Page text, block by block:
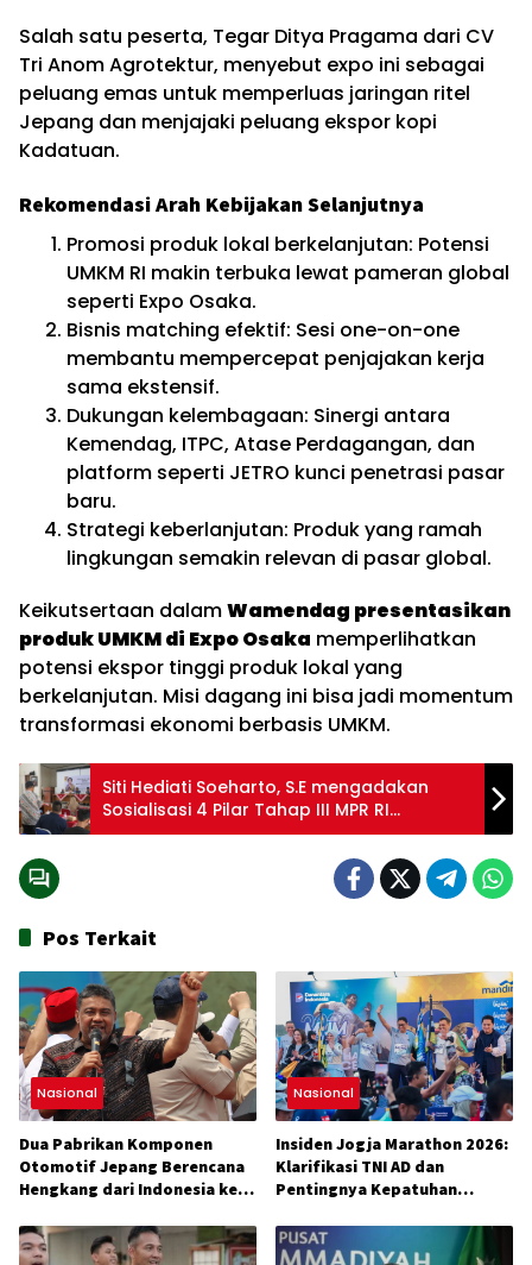
Salah satu peserta, Tegar Ditya Pragama dari CV
Tri Anom Agrotektur, menyebut expo ini sebagai
peluang emas untuk memperluas jaringan ritel
Jepang dan menjajaki peluang ekspor kopi
Kadatuan.
Rekomendasi Arah Kebijakan Selanjutnya
Promosi produk lokal berkelanjutan: Potensi
UMKM RI makin terbuka lewat pameran global
seperti Expo Osaka.
Bisnis matching efektif: Sesi one-on-one
membantu mempercepat penjajakan kerja
sama ekstensif.
Dukungan kelembagaan: Sinergi antara
Kemendag, ITPC, Atase Perdagangan, dan
platform seperti JETRO kunci penetrasi pasar
baru.
Strategi keberlanjutan: Produk yang ramah
lingkungan semakin relevan di pasar global.
Keikutsertaan dalamWamendag presentasikan
produk UMKM di Expo Osaka memperlihatkan
potensi ekspor tinggi produk lokal yang
berkelanjutan. Misi dagang ini bisa jadi momentum
transformasi ekonomi berbasis UMKM.
Siti Hediati Soeharto, S.E mengadakan
Sosialisasi 4 Pilar Tahap III MPR RI
Terselenggara Lancar di Balai Desa
Pos Terkait
Nasional
Dua Pabrikan Komponen
Otomotif Jepang Berencana
Hengkang dari Indonesia ke
Nasional
Insiden Jogja Marathon 2026:
Klarifikasi TNI AD dan
Pentingnya Kepatuhan